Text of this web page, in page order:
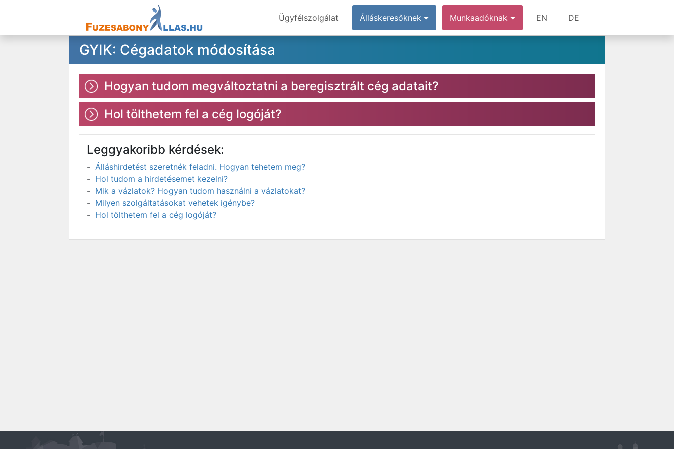
Ügyfélszolgálat Álláskeresőknek Munkaadóknak EN DE
GYIK: Cégadatok módosítása
Hogyan tudom megváltoztatni a beregisztrált cég adatait?
Hol tölthetem fel a cég logóját?
Leggyakoribb kérdések:
Álláshirdetést szeretnék feladni. Hogyan tehetem meg?
Hol tudom a hirdetésemet kezelni?
Mik a vázlatok? Hogyan tudom használni a vázlatokat?
Milyen szolgáltatásokat vehetek igénybe?
Hol tölthetem fel a cég logóját?